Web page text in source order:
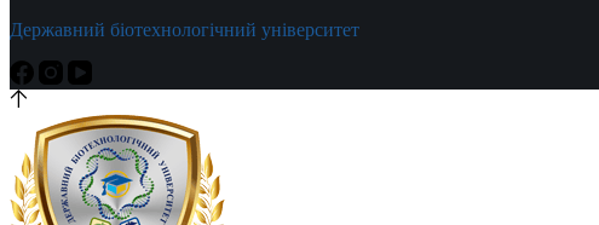
Державний біотехнологічний університет